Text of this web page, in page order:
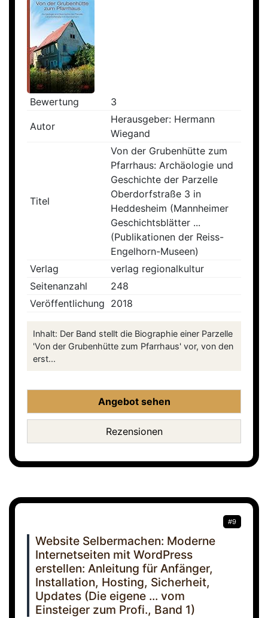
Bewertung 3
Autor
Herausgeber: Hermann
Wiegand
Titel
Von der Grubenhütte zum
Pfarrhaus: Archäologie und
Geschichte der Parzelle
Oberdorfstraße 3 in
Heddesheim (Mannheimer
Geschichtsblätter ...
(Publikationen der Reiss-
Engelhorn-Museen)
Verlag
verlag regionalkultur
Seitenanzahl
248
Veröffentlichung 2018
Inhalt: Der Band stellt die Biographie einer Parzelle
'Von der Grubenhütte zum Pfarrhaus' vor, von den
erst...
Angebot sehen
Rezensionen
#9
Website Selbermachen: Moderne
Internetseiten mit WordPress
erstellen: Anleitung für Anfänger,
Installation, Hosting, Sicherheit,
Updates (Die eigene ... vom
Einsteiger zum Profi., Band 1)